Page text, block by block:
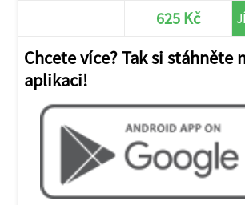
625 Kč
Chcete více? Tak si stáhněte
aplikaci!